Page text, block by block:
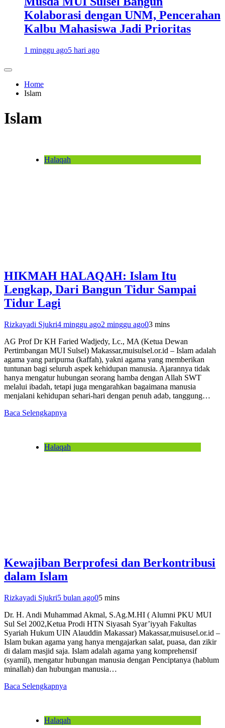
Kolaborasi dengan UNM, Pencerahan
Kalbu Mahasiswa Jadi Prioritas
1 minggu ago5 hari ago
Home
Islam
Islam
Halaqah
HIKMAH HALAQAH: Islam Itu
Lengkap, Dari Bangun Tidur Sampai
Tidur Lagi
Rizkayadi Sjukri4 minggu ago2 minggu ago03 mins
AG Prof Dr KH Faried Wadjedy, Lc., MA (Ketua Dewan
Pertimbangan MUI Sulsel) Makassar,muisulsel.or.id – Islam adalah
agama yang paripurna (kaffah), yakni agama yang memberikan
tuntunan bagi seluruh aspek kehidupan manusia. Ajarannya tidak
hanya mengatur hubungan seorang hamba dengan Allah SWT
melalui ibadah, tetapi juga mengarahkan bagaimana manusia
menjalani kehidupan sehari-hari dengan penuh adab, tanggung…
Baca Selengkapnya
Halaqah
Kewajiban Berprofesi dan Berkontribusi
dalam Islam
Rizkayadi Sjukri5 bulan ago05 mins
Dr. H. Andi Muhammad Akmal, S.Ag.M.HI ( Alumni PKU MUI
Sul Sel 2002,Ketua Prodi HTN Siyasah Syar’iyyah Fakultas
Syariah Hukum UIN Alauddin Makassar) Makassar,muisusel.or.id –
Islam bukan agama yang hanya mengajarkan salat, puasa, dan zikir
di dalam masjid saja. Islam adalah agama yang komprehensif
(syamil), mengatur hubungan manusia dengan Penciptanya (hablum
minallah) dan hubungan manusia…
Baca Selengkapnya
Halaqah